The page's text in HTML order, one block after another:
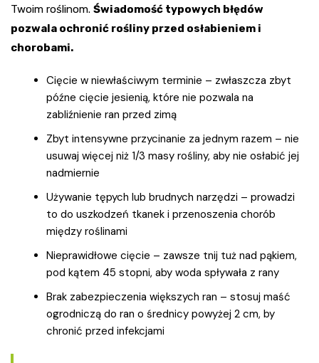
Twoim roślinom. Świadomość typowych błędów
pozwala ochronić rośliny przed osłabieniem i
chorobami.
Cięcie w niewłaściwym terminie – zwłaszcza zbyt
późne cięcie jesienią, które nie pozwala na
zabliźnienie ran przed zimą
Zbyt intensywne przycinanie za jednym razem – nie
usuwaj więcej niż 1/3 masy rośliny, aby nie osłabić jej
nadmiernie
Używanie tępych lub brudnych narzędzi – prowadzi
to do uszkodzeń tkanek i przenoszenia chorób
między roślinami
Nieprawidłowe cięcie – zawsze tnij tuż nad pąkiem,
pod kątem 45 stopni, aby woda spływała z rany
Brak zabezpieczenia większych ran – stosuj maść
ogrodniczą do ran o średnicy powyżej 2 cm, by
chronić przed infekcjami